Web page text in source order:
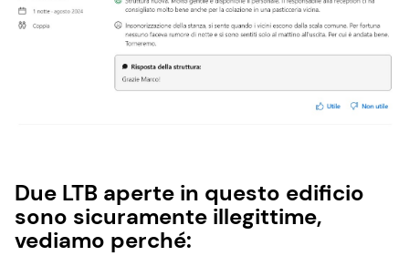
Due LTB aperte in questo edificio
sono sicuramente illegittime,
vediamo perché: